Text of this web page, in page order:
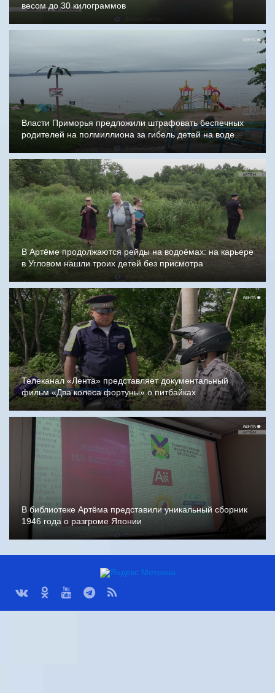
весом до 30 килограммов
Власти Приморья предложили штрафовать беспечных
родителей на полмиллиона за гибель детей на воде
В Артёме продолжаются рейды на водоёмах: на карьере
в Угловом нашли троих детей без присмотра
Телеканал «Лента» представляет документальный
фильм «Два колеса фортуны» о питбайках
В библиотеке Артёма представили уникальный сборник
1946 года о разгроме Японии